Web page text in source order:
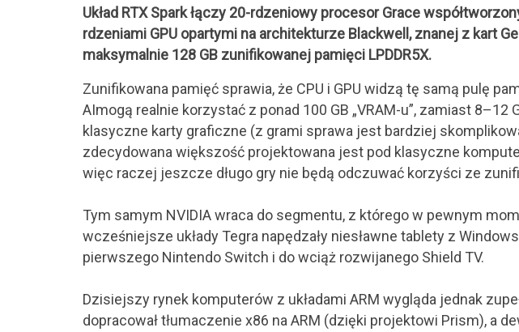
Układ RTX Spark łączy 20-rdzeniowy procesor Grace
rdzeniami GPU opartymi na architekturze Blackwell, znanej z kart
maksymalnie 128 GB zunifikowanej pamięci LPDDR5X.
Zunifikowana pamięć sprawia, że CPU i GPU widzą tę samą pulę
AImogą realnie korzystać z ponad 100 GB „VRAM-u”, zamiast 8–12
klasyczne karty graficzne (z grami sprawa jest bardziej
zdecydowana większość projektowana jest pod klasyczne
więc raczej jeszcze długo gry nie będą odczuwać korzyści ze
Tym samym NVIDIA wraca do segmentu, z którego w pewnym
wcześniejsze układy Tegra napędzały niesławne tablety z
pierwszego Nintendo Switch i do wciąż rozwijanego Shield TV.
Dzisiejszy rynek komputerów z układami ARM wygląda jednak
dopracował tłumaczenie x86 na ARM (dzięki projektowi Prism), a